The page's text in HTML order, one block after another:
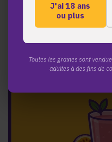
J'ai 18 ans
ou plus
Toutes les graines sont
adultes à des fins de
Vous aimerez aussi